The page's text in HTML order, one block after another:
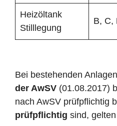
Heizöltank
Stilllegung
B, C,
Bei bestehenden
der AwSV (01.08.2017)
nach AwSV prüfpflichtig
prüfpflichtig sind,